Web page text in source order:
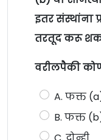
इतर संस्थांना
तरतूद करू
वरीलपैकी
A. फक्त
B. फक्त